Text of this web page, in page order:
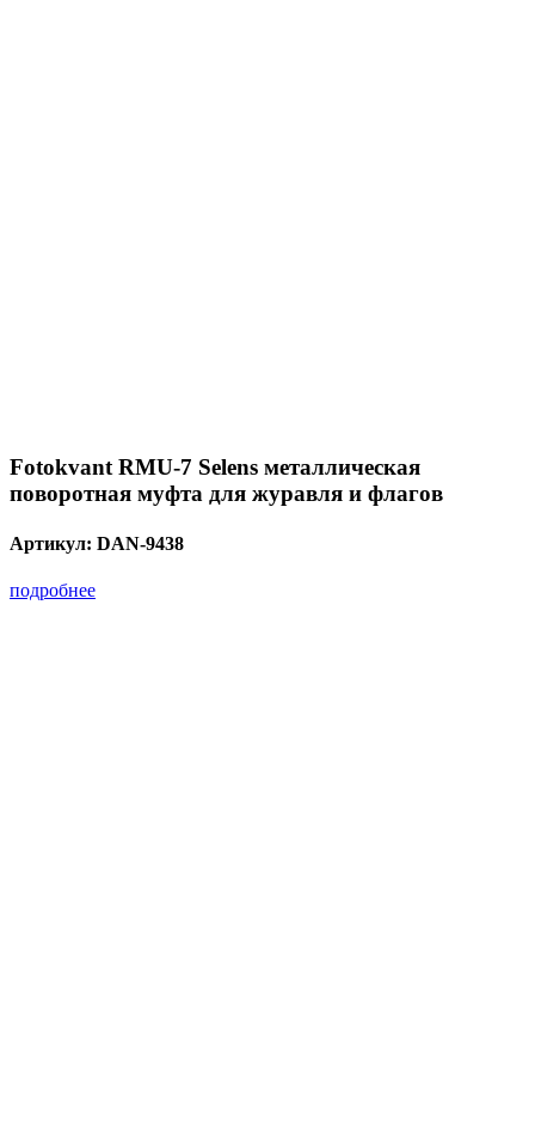
Fotokvant RMU-7 Selens металлическая
поворотная муфта для журавля и флагов
Артикул: DAN-9438
подробнее